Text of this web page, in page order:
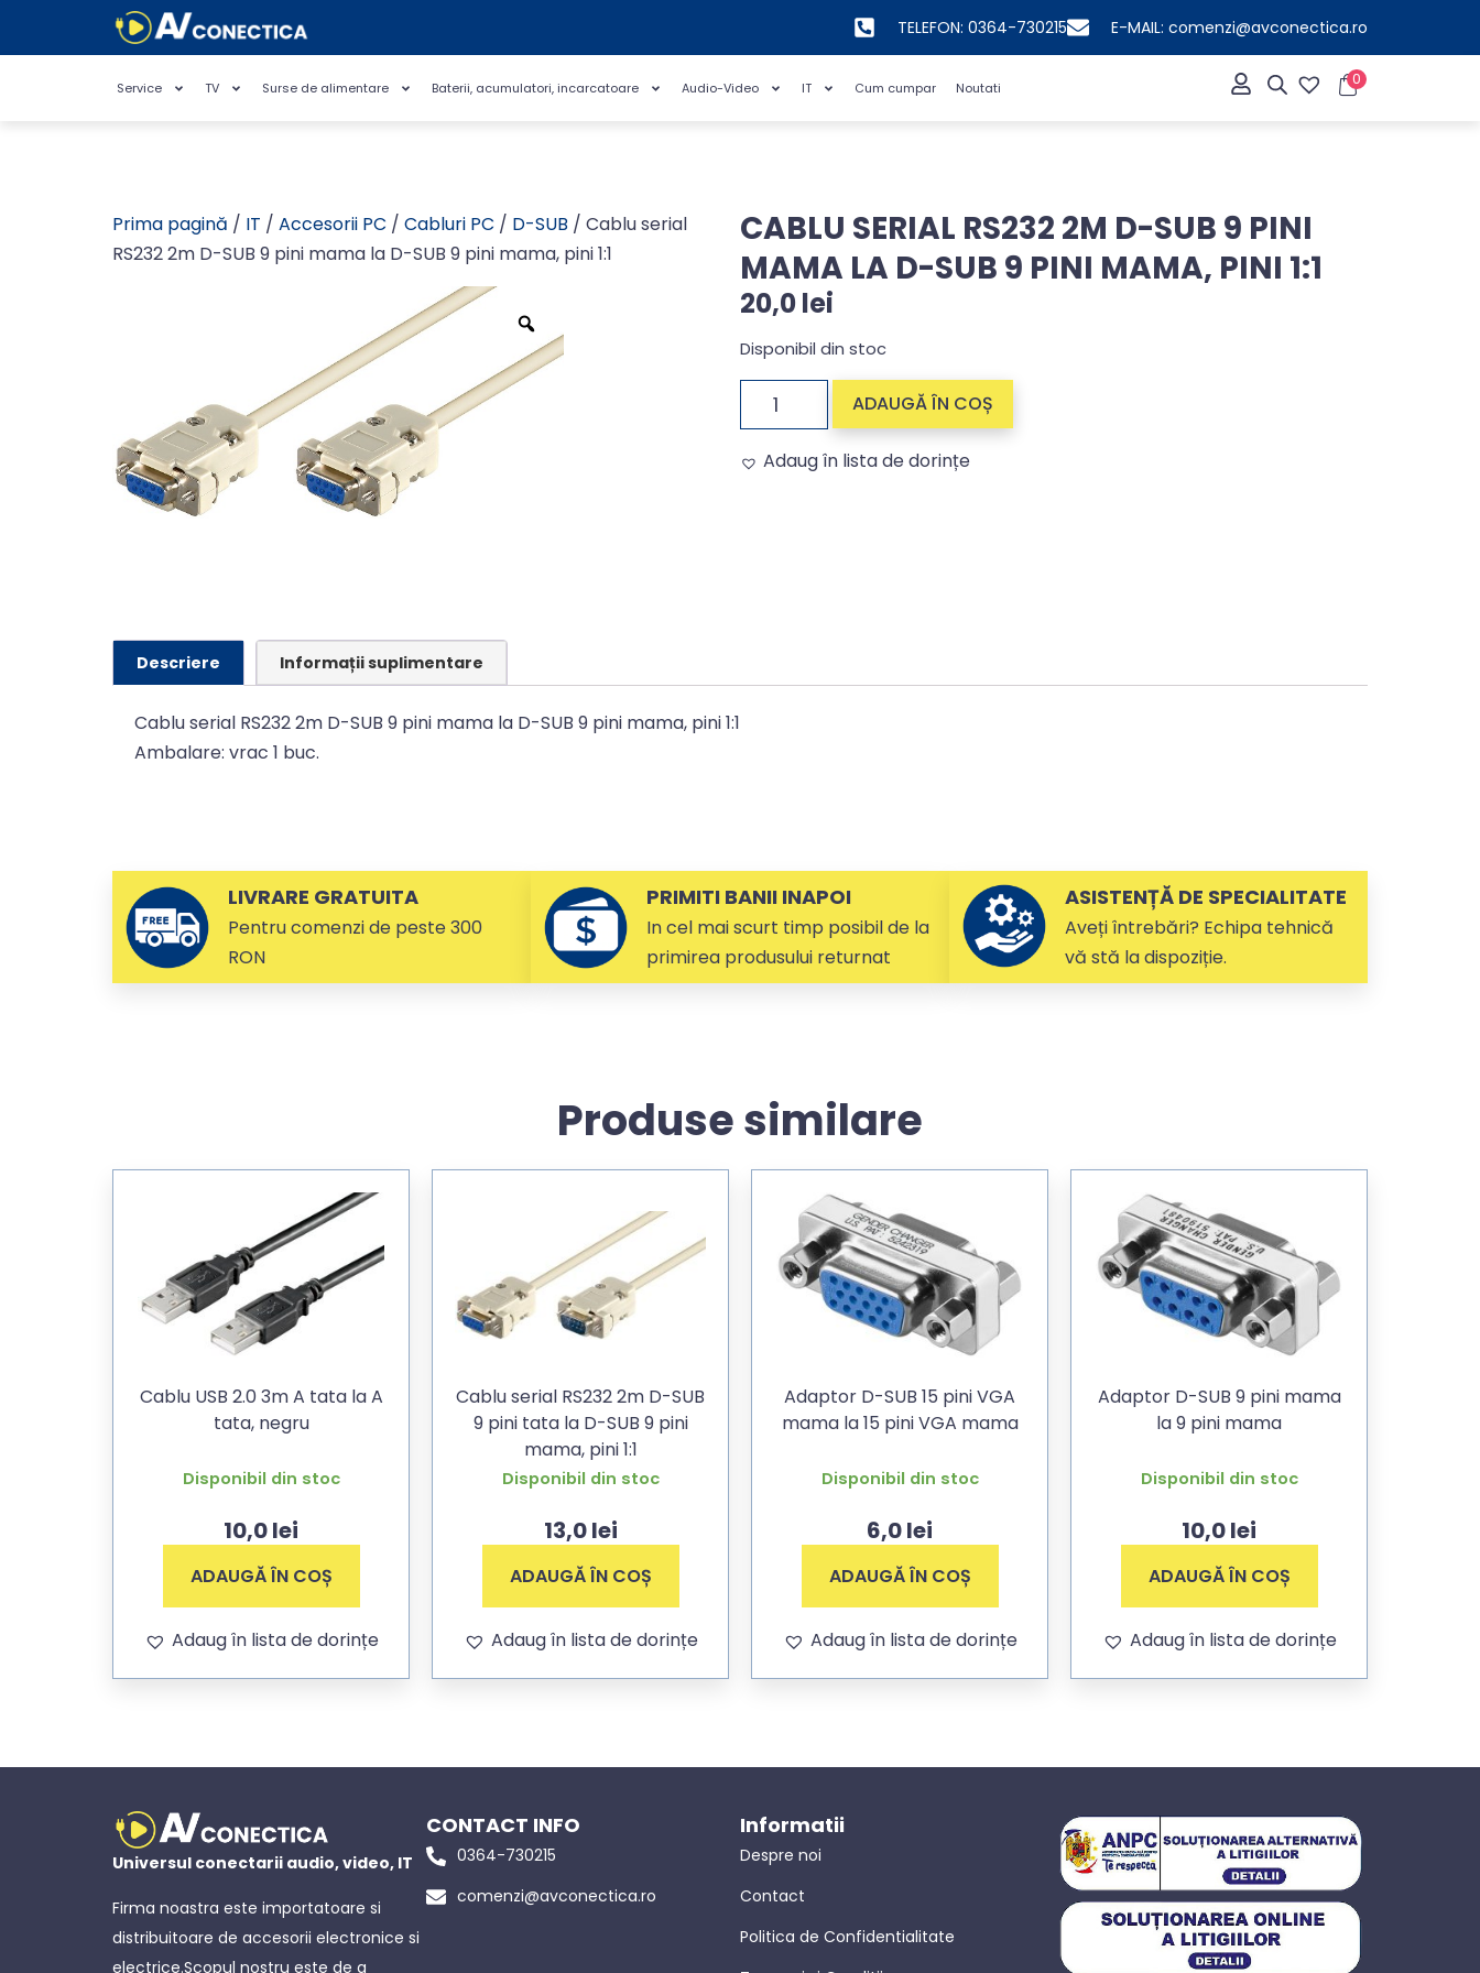
TELEFON: 0364-730215 E-MAIL: comenzi@avconectica.ro
Service TV Surse de alimentare Baterii, acumulatori, incarcatoare Audio-Video IT Cum cumpar Noutati 0
Prima pagină / IT / Accesorii PC / Cabluri PC / D-SUB / Cablu serial
RS232 2m D-SUB 9 pini mama la D-SUB 9 pini mama, pini 1:1
CABLU SERIAL RS232 2M D-SUB 9 PINI
MAMA LA D-SUB 9 PINI MAMA, PINI 1:1
20,0lei
Disponibil din stoc
ADAUGĂ ÎN COȘ
Adaug în lista de dorințe
Descriere Informații suplimentare
Cablu serial RS232 2m D-SUB 9 pini mama la D-SUB 9 pini mama, pini 1:1
Ambalare: vrac 1 buc.
LIVRARE GRATUITA
Pentru comenzi de peste 300
RON
PRIMITI BANII INAPOI
In cel mai scurt timp posibil de la
primirea produsului returnat
ASISTENȚĂ DE SPECIALITATE
Aveți întrebări? Echipa tehnică
vă stă la dispoziție.
Produse similare
Cablu USB 2.0 3m A tata la A
tata, negru
Disponibil din stoc
10,0lei
ADAUGĂ ÎN COȘ
Adaug în lista de dorințe
Cablu serial RS232 2m D-SUB
9 pini tata la D-SUB 9 pini
mama, pini 1:1
Disponibil din stoc
13,0lei
ADAUGĂ ÎN COȘ
Adaug în lista de dorințe
Adaptor D-SUB 15 pini VGA
mama la 15 pini VGA mama
Disponibil din stoc
6,0lei
ADAUGĂ ÎN COȘ
Adaug în lista de dorințe
Adaptor D-SUB 9 pini mama
la 9 pini mama
Disponibil din stoc
10,0lei
ADAUGĂ ÎN COȘ
Adaug în lista de dorințe
Universul conectarii audio, video, IT
Firma noastra este importatoare si
distribuitoare de accesorii electronice si
electrice.Scopul nostru este de a
CONTACT INFO
0364-730215
comenzi@avconectica.ro
Informatii
Despre noi
Contact
Politica de Confidentialitate